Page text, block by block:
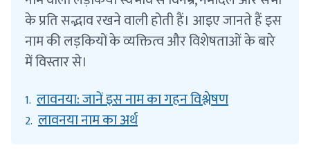
के प्रति सद्भाव रखने वाली होती हैं। आइए जानते हैं इस
नाम की लड़कियों के व्यक्तित्व और विशेषताओं के बारे
में विस्तार से।
1. लावनया: जानें इस नाम का गहन विश्लेषण
2. लावनया नाम का अर्थ